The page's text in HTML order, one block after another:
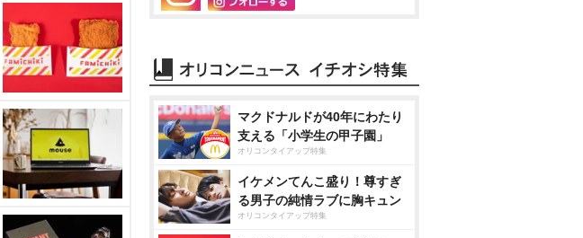
マクドナルドが40年にわたり
支える「小学生の甲子園」
オリコンタイアップ特集
イケメンてんこ盛り！尊すぎ
る男子の純情ラブに胸キュン
オリコンタイアップ特集